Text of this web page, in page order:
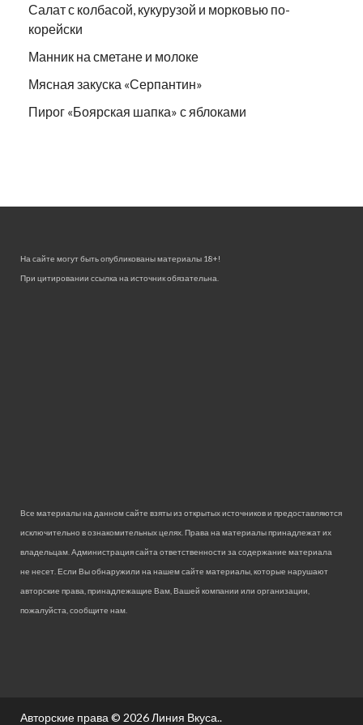
Салат с колбасой, кукурузой и морковью по-
корейски
Манник на сметане и молоке
Мясная закуска «Серпантин»
Пирог «Боярская шапка» с яблоками
На сайте могут быть опубликованы материалы 18+!
При цитировании ссылка на источник обязательна.
Все материалы на данном сайте взяты из открытых источников и предоставляются
исключительно в ознакомительных целях. Права на материалы принадлежат их
владельцам. Администрация сайта ответственности за содержание материала
не несет. Если Вы обнаружили на нашем сайте материалы, которые нарушают
авторские права, принадлежащие Вам, Вашей компании или организации,
пожалуйста, сообщите нам.
Авторские права © 2026Линия Вкуса..